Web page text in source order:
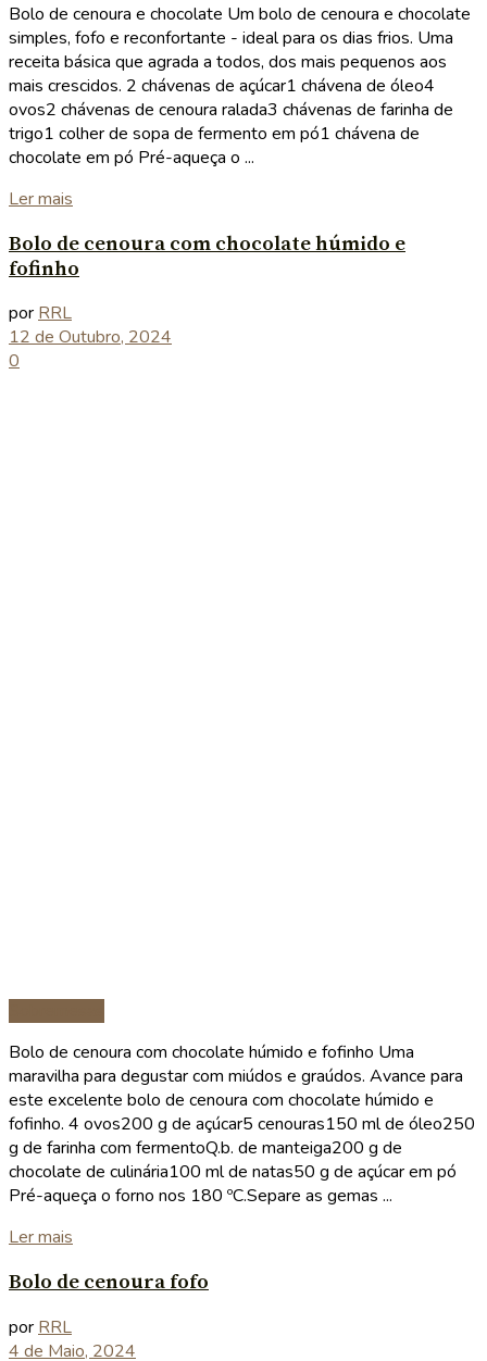
Bolo de cenoura e chocolate Um bolo de cenoura e chocolate
simples, fofo e reconfortante - ideal para os dias frios. Uma
receita básica que agrada a todos, dos mais pequenos aos
mais crescidos. 2 chávenas de açúcar1 chávena de óleo4
ovos2 chávenas de cenoura ralada3 chávenas de farinha de
trigo1 colher de sopa de fermento em pó1 chávena de
chocolate em pó Pré-aqueça o ...
Ler mais
Bolo de cenoura com chocolate húmido e
fofinho
por RRL
12 de Outubro, 2024
0
Bolo de cenoura com chocolate húmido e fofinho Uma
maravilha para degustar com miúdos e graúdos. Avance para
este excelente bolo de cenoura com chocolate húmido e
fofinho. 4 ovos200 g de açúcar5 cenouras150 ml de óleo250
g de farinha com fermentoQ.b. de manteiga200 g de
chocolate de culinária100 ml de natas50 g de açúcar em pó
Pré-aqueça o forno nos 180 ºC.Separe as gemas ...
Ler mais
Bolo de cenoura fofo
por RRL
4 de Maio, 2024